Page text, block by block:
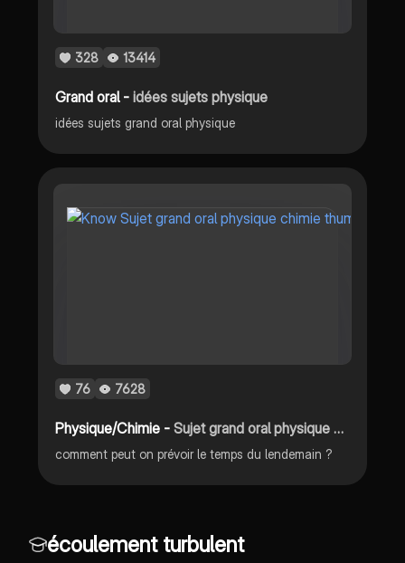
328 13414
Grand oral -idées sujets physique
idées sujets grand oral physique
76 7628
Physique/Chimie -Sujet grand oral physique chimie
comment peut on prévoir le temps du lendemain ?
écoulement turbulent